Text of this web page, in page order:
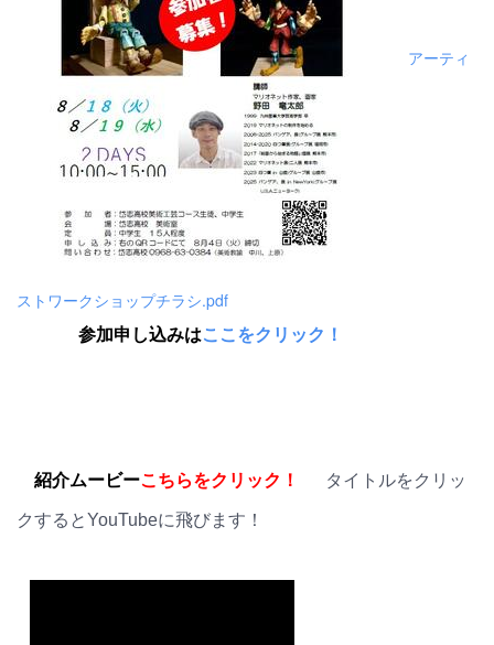
アーティ
ストワークショップチラシ.pdf
参加申し込みはここをクリック！
紹介ムービーこちらをクリック！ タイトルをクリッ
クするとYouTubeに飛びます！